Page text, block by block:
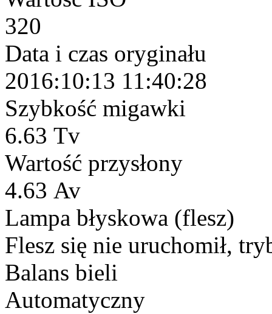
320
Data i czas oryginału
2016:10:13 11:40:28
Szybkość migawki
6.63 Tv
Wartość przysłony
4.63 Av
Lampa błyskowa (flesz)
Flesz się nie uruchomił,
Balans bieli
Automatyczny